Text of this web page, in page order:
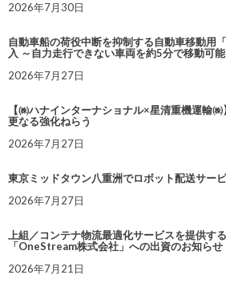
2026年7月30日
自動車船の荷役中断を抑制する自動車移動用
入 ～自力走行できない車両を約5分で移動可
2026年7月27日
【㈱ハナインターナショナル×星清重機運輸
更なる強化ねらう
2026年7月27日
東京ミッドタウン八重洲でロボット配送サー
2026年7月27日
上組／コンテナ物流最適化サービスを提供す
「OneStream株式会社」への出資のお知らせ
2026年7月21日